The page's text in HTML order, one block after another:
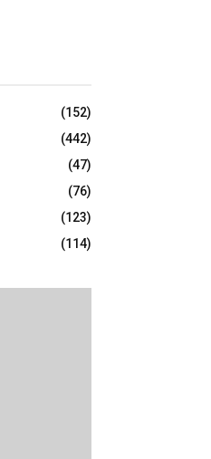
(152)
(442)
(47)
(76)
(123)
(114)